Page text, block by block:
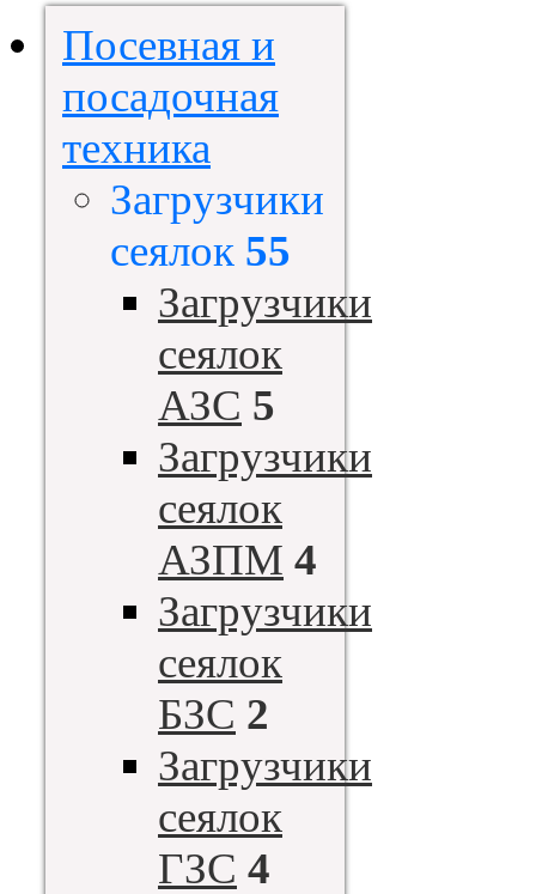
Посевная и
посадочная
техника
Загрузчики
сеялок 55
Загрузчики
сеялок
АЗС 5
Загрузчики
сеялок
АЗПМ 4
Загрузчики
сеялок
БЗС 2
Загрузчики
сеялок
ГЗС 4